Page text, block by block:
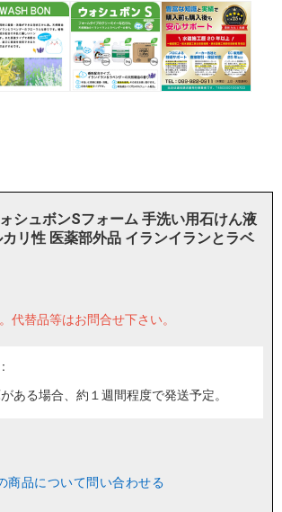
ォシュボンSフォーム 手洗い用石けん液
リ性 医薬部外品 イランイランとラベ
代替品等はお問合せ下さい。
ある場合、約１週間程度で発送予定。
商品について問い合わせる